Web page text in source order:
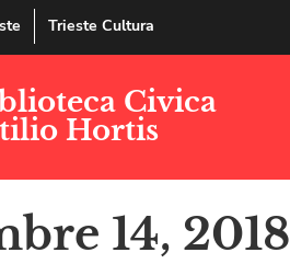
Trieste Cultura
Civica
Hortis
14, 2018